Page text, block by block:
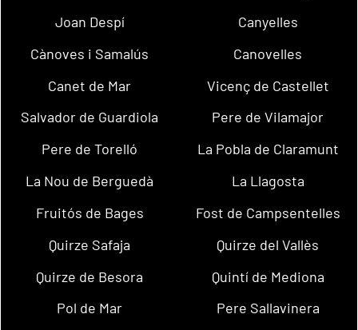
Joan Despí
Canyelles
Cànoves i Samalús
Canovelles
Canet de Mar
Vicenç de Castellet
Salvador de Guardiola
Pere de Vilamajor
Pere de Torelló
La Pobla de Claramunt
La Nou de Berguedà
La Llagosta
Fruitós de Bages
Fost de Campsentelles
Quirze Safaja
Quirze del Vallès
Quirze de Besora
Quintí de Mediona
Pol de Mar
Pere Sallavinera